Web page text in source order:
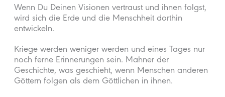
Wenn Du Deinen Visionen vertraust und ihnen folgst,
wird sich die Erde und die Menschheit dorthin
entwickeln.
Kriege werden weniger werden und eines Tages nur
noch ferne Erinnerungen sein. Mahner der
Geschichte, was geschieht, wenn Menschen anderen
Göttern folgen als dem Göttlichen in ihnen.